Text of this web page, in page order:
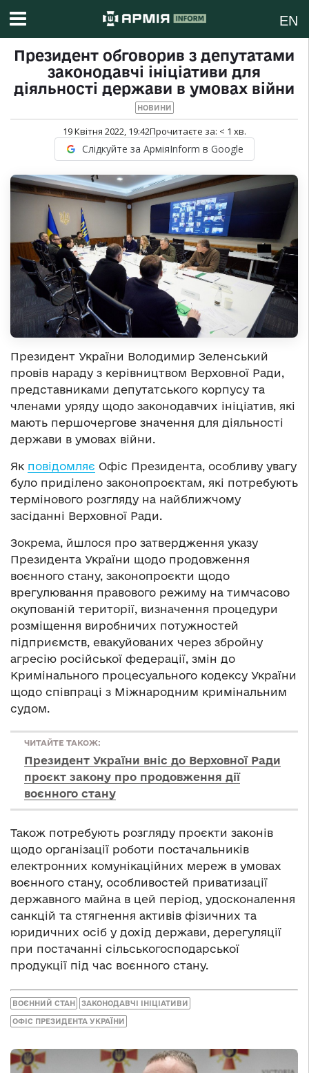
EN
Президент обговорив з депутатами
законодавчі ініціативи для
діяльності держави в умовах війни
НОВИНИ
19 Квітня 2022, 19:42Прочитаєте за: < 1 хв.
Слідкуйте за АрміяInform в Google
Президент України Володимир Зеленський
провів нараду з керівництвом Верховної Ради,
представниками депутатського корпусу та
членами уряду щодо законодавчих ініціатив, які
мають першочергове значення для діяльності
держави в умовах війни.
Як повідомляє Офіс Президента, особливу увагу
було приділено законопроєктам, які потребують
термінового розгляду на найближчому
засіданні Верховної Ради.
Зокрема, йшлося про затвердження указу
Президента України щодо продовження
воєнного стану, законопроєкти щодо
врегулювання правового режиму на тимчасово
окупованій території, визначення процедури
розміщення виробничих потужностей
підприємств, евакуйованих через збройну
агресію російської федерації, змін до
Кримінального процесуального кодексу України
щодо співпраці з Міжнародним кримінальним
судом.
ЧИТАЙТЕ ТАКОЖ:
Президент України вніс до Верховної Ради
проєкт закону про продовження дії
воєнного стану
Також потребують розгляду проєкти законів
щодо організації роботи постачальників
електронних комунікаційних мереж в умовах
воєнного стану, особливостей приватизації
державного майна в цей період, удосконалення
санкцій та стягнення активів фізичних та
юридичних осіб у дохід держави, дерегуляції
при постачанні сільськогосподарської
продукції під час воєнного стану.
ВОЄННИЙ СТАН ЗАКОНОДАВЧІ ІНІЦІАТИВИ
ОФІС ПРЕЗИДЕНТА УКРАЇНИ